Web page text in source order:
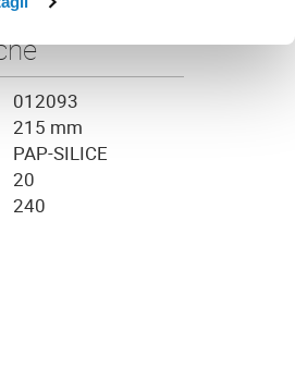
012093
215 mm
PAP-SILICE
20
240